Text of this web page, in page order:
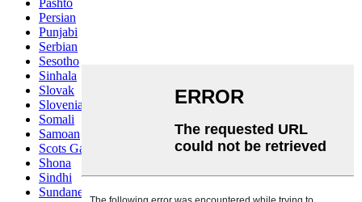
Persian
Punjabi
Serbian
Sesotho
Sinhala
Slovak
Slovenian
Somali
Samoan
Scots Gaelic
Shona
Sindhi
Sundanese